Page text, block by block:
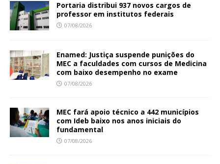
Portaria distribui 937 novos cargos de
professor em institutos federais
07/08/2026
Enamed: Justiça suspende punições do
MEC a faculdades com cursos de Medicina
com baixo desempenho no exame
07/08/2026
MEC fará apoio técnico a 442 municípios
com Ideb baixo nos anos iniciais do
fundamental
07/08/2026